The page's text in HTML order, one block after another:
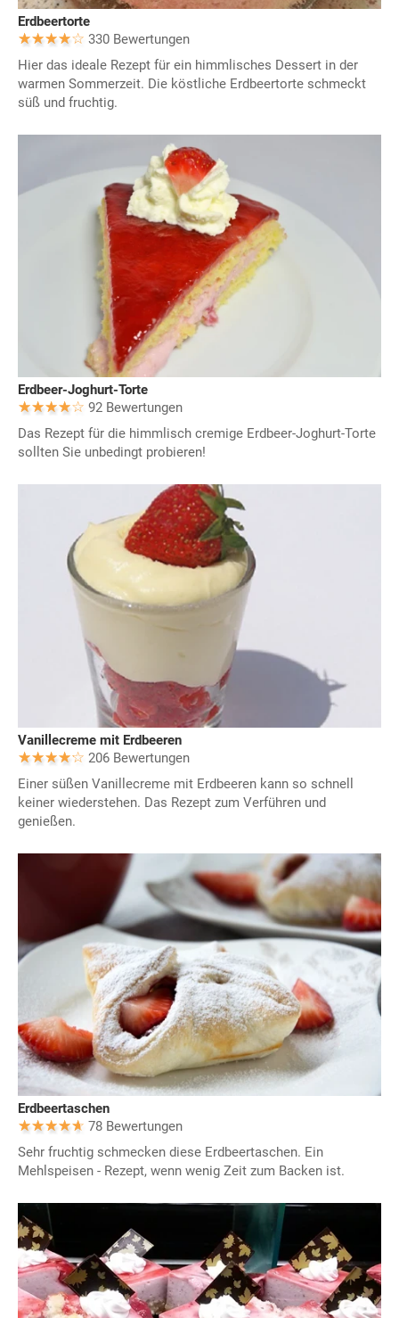
Erdbeertorte
330 Bewertungen
Hier das ideale Rezept für ein himmlisches Dessert in der
warmen Sommerzeit. Die köstliche Erdbeertorte schmeckt
süß und fruchtig.
Erdbeer-Joghurt-Torte
92 Bewertungen
Das Rezept für die himmlisch cremige Erdbeer-Joghurt-Torte
sollten Sie unbedingt probieren!
Vanillecreme mit Erdbeeren
206 Bewertungen
Einer süßen Vanillecreme mit Erdbeeren kann so schnell
keiner wiederstehen. Das Rezept zum Verführen und
genießen.
Erdbeertaschen
78 Bewertungen
Sehr fruchtig schmecken diese Erdbeertaschen. Ein
Mehlspeisen - Rezept, wenn wenig Zeit zum Backen ist.